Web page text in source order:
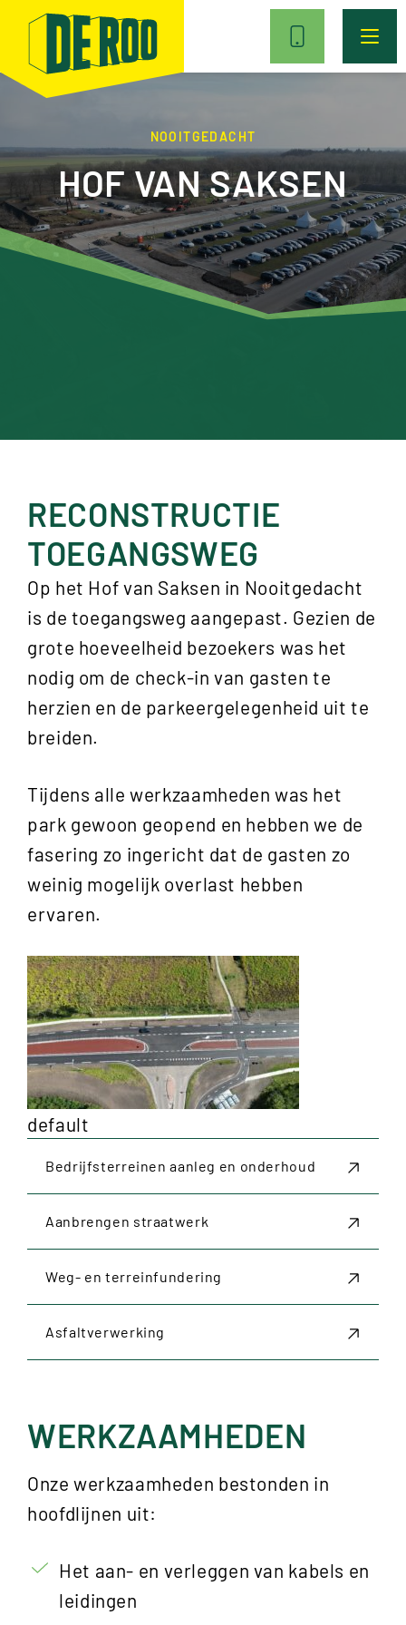
NOOITGEDACHT
HOF VAN SAKSEN
RECONSTRUCTIE
TOEGANGSWEG
Op het Hof van Saksen in Nooitgedacht
is de toegangsweg aangepast. Gezien de
grote hoeveelheid bezoekers was het
nodig om de check-in van gasten te
herzien en de parkeergelegenheid uit te
breiden.
Tijdens alle werkzaamheden was het
park gewoon geopend en hebben we de
fasering zo ingericht dat de gasten zo
weinig mogelijk overlast hebben
ervaren.
default
Bedrijfsterreinen aanleg en onderhoud
Aanbrengen straatwerk
Weg- en terreinfundering
Asfaltverwerking
WERKZAAMHEDEN
Onze werkzaamheden bestonden in
hoofdlijnen uit:
Het aan- en verleggen van kabels en
leidingen